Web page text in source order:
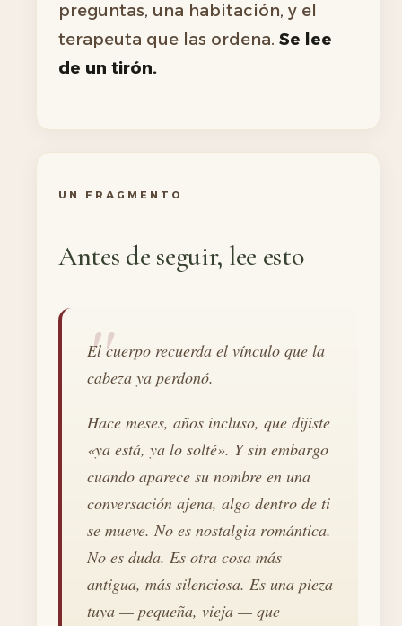
preguntas, una habitación, y el
terapeuta que las ordena. Se lee
de un tirón.
UN FRAGMENTO
Antes de seguir, lee esto
El cuerpo recuerda el vínculo que la
cabeza ya perdonó.
Hace meses, años incluso, que dijiste
«ya está, ya lo solté». Y sin embargo
cuando aparece su nombre en una
conversación ajena, algo dentro de ti
se mueve. No es nostalgia romántica.
No es duda. Es otra cosa más
antigua, más silenciosa. Es una pieza
tuya — pequeña, vieja — que